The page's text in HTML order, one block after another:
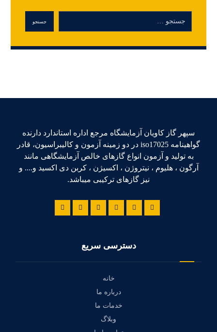
جستجو
سپهر گاز کاویان آزمایشگاه مرجع اداره استاندارد دارنده
گواهینامه iso17025 در دو زمینه آزمون و کالیبراسیون، قادر
به تولید و آزمون انواع گازهای خالص آزمایشگاهی مانند
آرگون ، هلیوم ، نیتروژن ، اکسیژن ، کربن دی اکسید و.... و
نیز گازهای ترکیبی میباشد.
دسترسی سریع
خانه
درباره ما
خدمات ما
وبلاگ